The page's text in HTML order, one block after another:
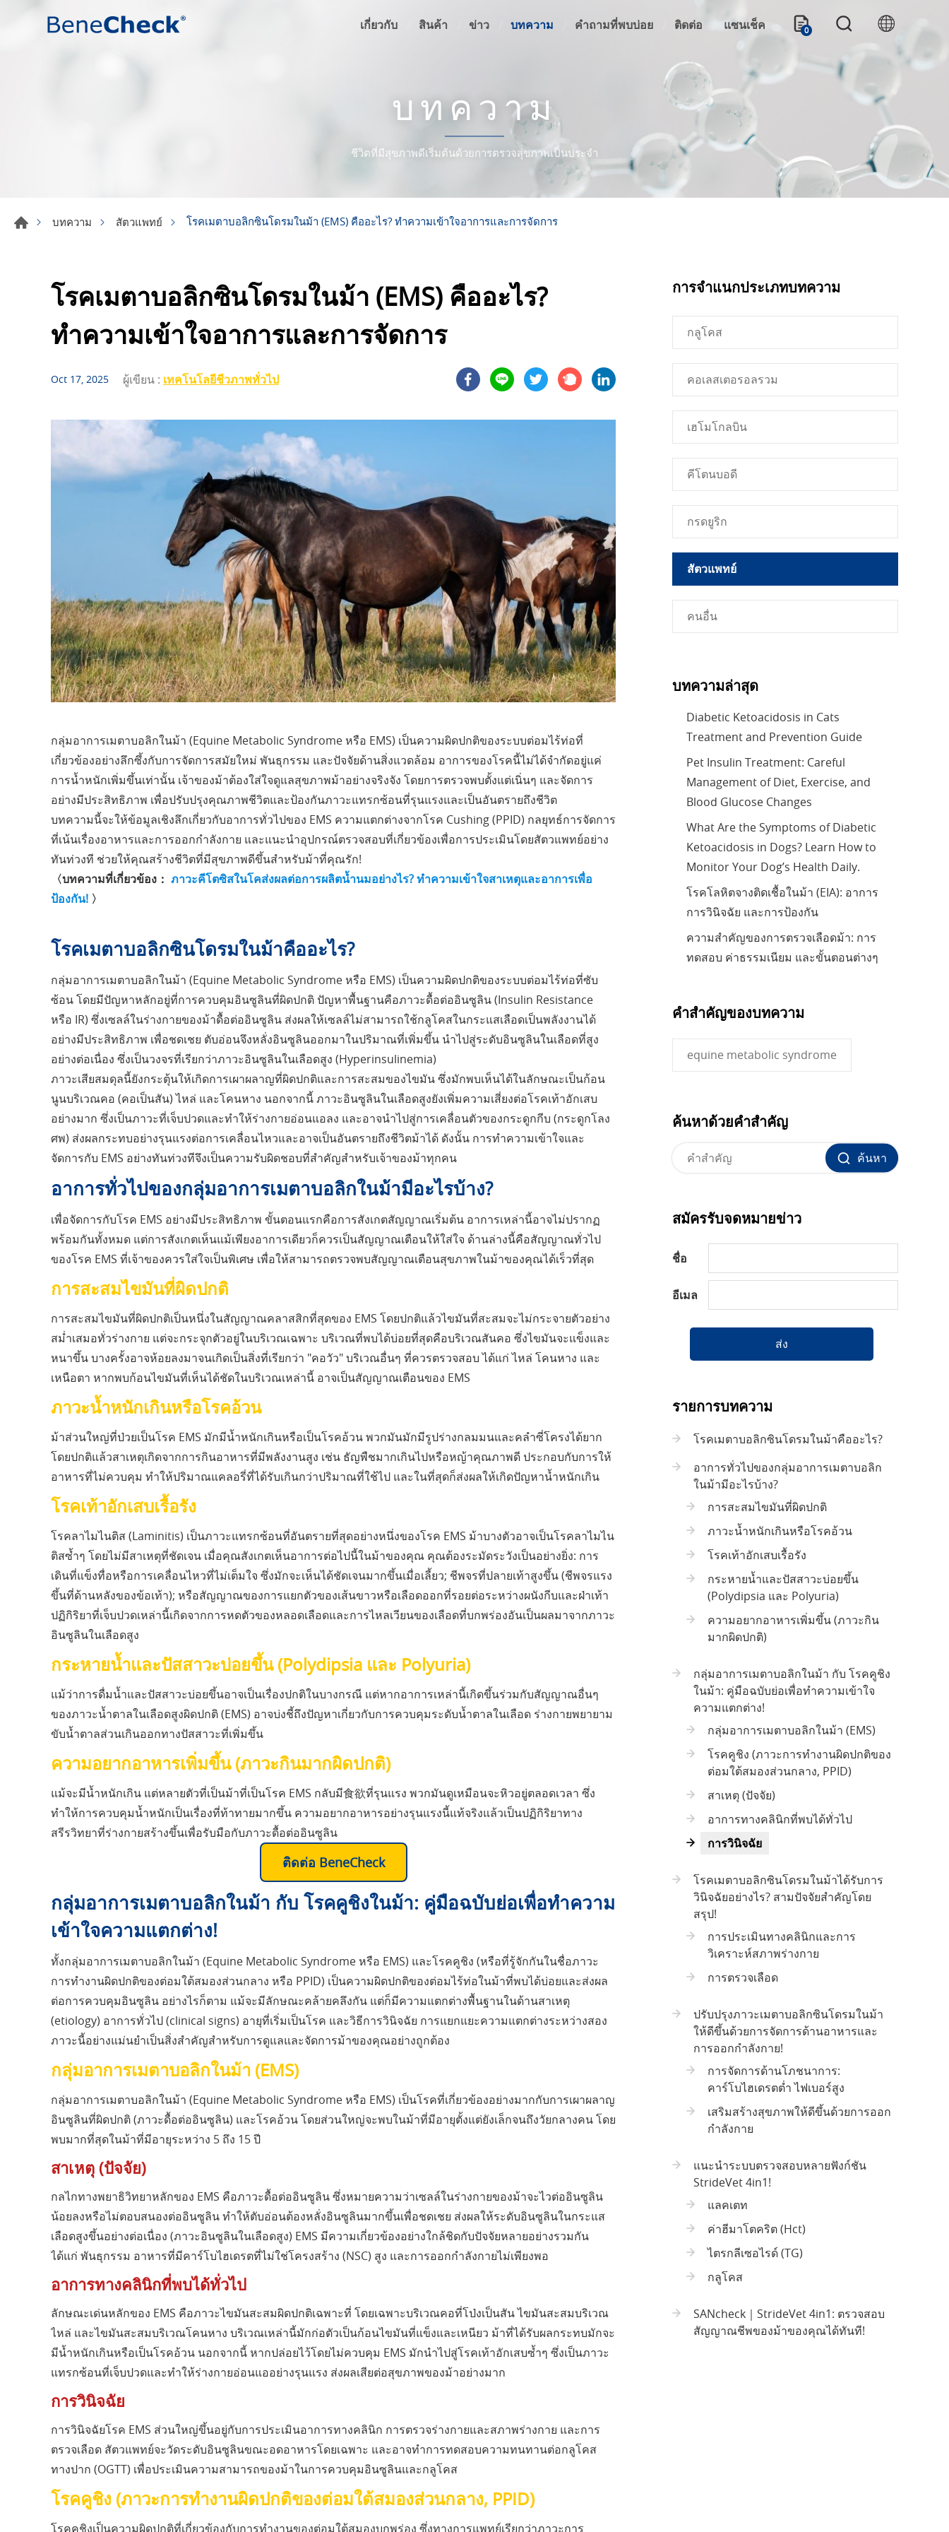
เกี่ยวกับ สินค้า ข่าว บทความ คำถามที่พบบ่อย ติดต่อ แซนเช็ค 0
บทความ
ชีวิตที่มีสุขภาพดีเริ่มต้นด้วยการตรวจสุขภาพเป็นประจำ
บทความ สัตวแพทย์ โรคเมตาบอลิกซินโดรมในม้า (EMS) คืออะไร? ทำความเข้าใจอาการและการจัดการ
โรคเมตาบอลิกซินโดรมในม้า (EMS) คืออะไร?
ทำความเข้าใจอาการและการจัดการ
Oct 17, 2025 ผู้เขียน : เทคโนโลยีชีวภาพทั่วไป
กลุ่มอาการเมตาบอลิกในม้า (Equine Metabolic Syndrome หรือ EMS) เป็นความผิดปกติของระบบต่อมไร้ท่อที่
เกี่ยวข้องอย่างลึกซึ้งกับการจัดการสมัยใหม่ พันธุกรรม และปัจจัยด้านสิ่งแวดล้อม อาการของโรคนี้ไม่ได้จำกัดอยู่แค่
การน้ำหนักเพิ่มขึ้นเท่านั้น เจ้าของม้าต้องใส่ใจดูแลสุขภาพม้าอย่างจริงจัง โดยการตรวจพบตั้งแต่เนิ่นๆ และจัดการ
อย่างมีประสิทธิภาพ เพื่อปรับปรุงคุณภาพชีวิตและป้องกันภาวะแทรกซ้อนที่รุนแรงและเป็นอันตรายถึงชีวิต
บทความนี้จะให้ข้อมูลเชิงลึกเกี่ยวกับอาการทั่วไปของ EMS ความแตกต่างจากโรค Cushing (PPID) กลยุทธ์การจัดการ
ที่เน้นเรื่องอาหารและการออกกำลังกาย และแนะนำอุปกรณ์ตรวจสอบที่เกี่ยวข้องเพื่อการประเมินโดยสัตวแพทย์อย่าง
ทันท่วงที ช่วยให้คุณสร้างชีวิตที่มีสุขภาพดีขึ้นสำหรับม้าที่คุณรัก!
〈บทความที่เกี่ยวข้อง： ภาวะคีโตซิสในโคส่งผลต่อการผลิตน้ำนมอย่างไร? ทำความเข้าใจสาเหตุและอาการเพื่อ
ป้องกัน! 〉
โรคเมตาบอลิกซินโดรมในม้าคืออะไร?
กลุ่มอาการเมตาบอลิกในม้า (Equine Metabolic Syndrome หรือ EMS) เป็นความผิดปกติของระบบต่อมไร้ท่อที่ซับ
ซ้อน โดยมีปัญหาหลักอยู่ที่การควบคุมอินซูลินที่ผิดปกติ ปัญหาพื้นฐานคือภาวะดื้อต่ออินซูลิน (Insulin Resistance
หรือ IR) ซึ่งเซลล์ในร่างกายของม้าดื้อต่ออินซูลิน ส่งผลให้เซลล์ไม่สามารถใช้กลูโคสในกระแสเลือดเป็นพลังงานได้
อย่างมีประสิทธิภาพ เพื่อชดเชย ตับอ่อนจึงหลั่งอินซูลินออกมาในปริมาณที่เพิ่มขึ้น นำไปสู่ระดับอินซูลินในเลือดที่สูง
อย่างต่อเนื่อง ซึ่งเป็นวงจรที่เรียกว่าภาวะอินซูลินในเลือดสูง (Hyperinsulinemia)
ภาวะเสียสมดุลนี้ยังกระตุ้นให้เกิดการเผาผลาญที่ผิดปกติและการสะสมของไขมัน ซึ่งมักพบเห็นได้ในลักษณะเป็นก้อน
นูนบริเวณคอ (คอเป็นสัน) ไหล่ และโคนหาง นอกจากนี้ ภาวะอินซูลินในเลือดสูงยังเพิ่มความเสี่ยงต่อโรคเท้าอักเสบ
อย่างมาก ซึ่งเป็นภาวะที่เจ็บปวดและทำให้ร่างกายอ่อนแอลง และอาจนำไปสู่การเคลื่อนตัวของกระดูกกีบ (กระดูกโลง
ศพ) ส่งผลกระทบอย่างรุนแรงต่อการเคลื่อนไหวและอาจเป็นอันตรายถึงชีวิตม้าได้ ดังนั้น การทำความเข้าใจและ
จัดการกับ EMS อย่างทันท่วงทีจึงเป็นความรับผิดชอบที่สำคัญสำหรับเจ้าของม้าทุกคน
อาการทั่วไปของกลุ่มอาการเมตาบอลิกในม้ามีอะไรบ้าง?
เพื่อจัดการกับโรค EMS อย่างมีประสิทธิภาพ ขั้นตอนแรกคือการสังเกตสัญญาณเริ่มต้น อาการเหล่านี้อาจไม่ปรากฏ
พร้อมกันทั้งหมด แต่การสังเกตเห็นแม้เพียงอาการเดียวก็ควรเป็นสัญญาณเตือนให้ใส่ใจ ด้านล่างนี้คือสัญญาณทั่วไป
ของโรค EMS ที่เจ้าของควรใส่ใจเป็นพิเศษ เพื่อให้สามารถตรวจพบสัญญาณเตือนสุขภาพในม้าของคุณได้เร็วที่สุด
การสะสมไขมันที่ผิดปกติ
การสะสมไขมันที่ผิดปกติเป็นหนึ่งในสัญญาณคลาสสิกที่สุดของ EMS โดยปกติแล้วไขมันที่สะสมจะไม่กระจายตัวอย่าง
สม่ำเสมอทั่วร่างกาย แต่จะกระจุกตัวอยู่ในบริเวณเฉพาะ บริเวณที่พบได้บ่อยที่สุดคือบริเวณสันคอ ซึ่งไขมันจะแข็งและ
หนาขึ้น บางครั้งอาจห้อยลงมาจนเกิดเป็นสิ่งที่เรียกว่า "คอวัว" บริเวณอื่นๆ ที่ควรตรวจสอบ ได้แก่ ไหล่ โคนหาง และ
เหนือตา หากพบก้อนไขมันที่เห็นได้ชัดในบริเวณเหล่านี้ อาจเป็นสัญญาณเตือนของ EMS
ภาวะน้ำหนักเกินหรือโรคอ้วน
ม้าส่วนใหญ่ที่ป่วยเป็นโรค EMS มักมีน้ำหนักเกินหรือเป็นโรคอ้วน พวกมันมักมีรูปร่างกลมมนและคลำซี่โครงได้ยาก
โดยปกติแล้วสาเหตุเกิดจากการกินอาหารที่มีพลังงานสูง เช่น ธัญพืชมากเกินไปหรือหญ้าคุณภาพดี ประกอบกับการให้
อาหารที่ไม่ควบคุม ทำให้ปริมาณแคลอรี่ที่ได้รับเกินกว่าปริมาณที่ใช้ไป และในที่สุดก็ส่งผลให้เกิดปัญหาน้ำหนักเกิน
โรคเท้าอักเสบเรื้อรัง
โรคลาไมไนติส (Laminitis) เป็นภาวะแทรกซ้อนที่อันตรายที่สุดอย่างหนึ่งของโรค EMS ม้าบางตัวอาจเป็นโรคลาไมไน
ติสซ้ำๆ โดยไม่มีสาเหตุที่ชัดเจน เมื่อคุณสังเกตเห็นอาการต่อไปนี้ในม้าของคุณ คุณต้องระมัดระวังเป็นอย่างยิ่ง: การ
เดินที่แข็งทื่อหรือการเคลื่อนไหวที่ไม่เต็มใจ ซึ่งมักจะเห็นได้ชัดเจนมากขึ้นเมื่อเลี้ยว; ชีพจรที่ปลายเท้าสูงขึ้น (ชีพจรแรง
ขึ้นที่ด้านหลังของข้อเท้า); หรือสัญญาณของการแยกตัวของเส้นขาวหรือเลือดออกที่รอยต่อระหว่างผนังกีบและฝ่าเท้า
ปฏิกิริยาที่เจ็บปวดเหล่านี้เกิดจากการหดตัวของหลอดเลือดและการไหลเวียนของเลือดที่บกพร่องอันเป็นผลมาจากภาวะ
อินซูลินในเลือดสูง
กระหายน้ำและปัสสาวะบ่อยขึ้น (Polydipsia และ Polyuria)
แม้ว่าการดื่มน้ำและปัสสาวะบ่อยขึ้นอาจเป็นเรื่องปกติในบางกรณี แต่หากอาการเหล่านี้เกิดขึ้นร่วมกับสัญญาณอื่นๆ
ของภาวะน้ำตาลในเลือดสูงผิดปกติ (EMS) อาจบ่งชี้ถึงปัญหาเกี่ยวกับการควบคุมระดับน้ำตาลในเลือด ร่างกายพยายาม
ขับน้ำตาลส่วนเกินออกทางปัสสาวะที่เพิ่มขึ้น
ความอยากอาหารเพิ่มขึ้น (ภาวะกินมากผิดปกติ)
แม้จะมีน้ำหนักเกิน แต่หลายตัวที่เป็นม้าที่เป็นโรค EMS กลับมี食欲ที่รุนแรง พวกมันดูเหมือนจะหิวอยู่ตลอดเวลา ซึ่ง
ทำให้การควบคุมน้ำหนักเป็นเรื่องที่ท้าทายมากขึ้น ความอยากอาหารอย่างรุนแรงนี้แท้จริงแล้วเป็นปฏิกิริยาทาง
สรีรวิทยาที่ร่างกายสร้างขึ้นเพื่อรับมือกับภาวะดื้อต่ออินซูลิน
ติดต่อ BeneCheck
กลุ่มอาการเมตาบอลิกในม้า กับ โรคคูชิงในม้า: คู่มือฉบับย่อเพื่อทำความ
เข้าใจความแตกต่าง!
ทั้งกลุ่มอาการเมตาบอลิกในม้า (Equine Metabolic Syndrome หรือ EMS) และโรคคูชิง (หรือที่รู้จักกันในชื่อภาวะ
การทำงานผิดปกติของต่อมใต้สมองส่วนกลาง หรือ PPID) เป็นความผิดปกติของต่อมไร้ท่อในม้าที่พบได้บ่อยและส่งผล
ต่อการควบคุมอินซูลิน อย่างไรก็ตาม แม้จะมีลักษณะคล้ายคลึงกัน แต่ก็มีความแตกต่างพื้นฐานในด้านสาเหตุ
(etiology) อาการทั่วไป (clinical signs) อายุที่เริ่มเป็นโรค และวิธีการวินิจฉัย การแยกแยะความแตกต่างระหว่างสอง
ภาวะนี้อย่างแม่นยำเป็นสิ่งสำคัญสำหรับการดูแลและจัดการม้าของคุณอย่างถูกต้อง
กลุ่มอาการเมตาบอลิกในม้า (EMS)
กลุ่มอาการเมตาบอลิกในม้า (Equine Metabolic Syndrome หรือ EMS) เป็นโรคที่เกี่ยวข้องอย่างมากกับการเผาผลาญ
อินซูลินที่ผิดปกติ (ภาวะดื้อต่ออินซูลิน) และโรคอ้วน โดยส่วนใหญ่จะพบในม้าที่มีอายุตั้งแต่ยังเล็กจนถึงวัยกลางคน โดย
พบมากที่สุดในม้าที่มีอายุระหว่าง 5 ถึง 15 ปี
สาเหตุ (ปัจจัย)
กลไกทางพยาธิวิทยาหลักของ EMS คือภาวะดื้อต่ออินซูลิน ซึ่งหมายความว่าเซลล์ในร่างกายของม้าจะไวต่ออินซูลิน
น้อยลงหรือไม่ตอบสนองต่ออินซูลิน ทำให้ตับอ่อนต้องหลั่งอินซูลินมากขึ้นเพื่อชดเชย ส่งผลให้ระดับอินซูลินในกระแส
เลือดสูงขึ้นอย่างต่อเนื่อง (ภาวะอินซูลินในเลือดสูง) EMS มีความเกี่ยวข้องอย่างใกล้ชิดกับปัจจัยหลายอย่างรวมกัน
ได้แก่ พันธุกรรม อาหารที่มีคาร์โบไฮเดรตที่ไม่ใช่โครงสร้าง (NSC) สูง และการออกกำลังกายไม่เพียงพอ
อาการทางคลินิกที่พบได้ทั่วไป
ลักษณะเด่นหลักของ EMS คือภาวะไขมันสะสมผิดปกติเฉพาะที่ โดยเฉพาะบริเวณคอที่โป่งเป็นสัน ไขมันสะสมบริเวณ
ไหล่ และไขมันสะสมบริเวณโคนหาง บริเวณเหล่านี้มักก่อตัวเป็นก้อนไขมันที่แข็งและเหนียว ม้าที่ได้รับผลกระทบมักจะ
มีน้ำหนักเกินหรือเป็นโรคอ้วน นอกจากนี้ หากปล่อยไว้โดยไม่ควบคุม EMS มักนำไปสู่โรคเท้าอักเสบซ้ำๆ ซึ่งเป็นภาวะ
แทรกซ้อนที่เจ็บปวดและทำให้ร่างกายอ่อนแออย่างรุนแรง ส่งผลเสียต่อสุขภาพของม้าอย่างมาก
การวินิจฉัย
การวินิจฉัยโรค EMS ส่วนใหญ่ขึ้นอยู่กับการประเมินอาการทางคลินิก การตรวจร่างกายและสภาพร่างกาย และการ
ตรวจเลือด สัตวแพทย์จะวัดระดับอินซูลินขณะอดอาหารโดยเฉพาะ และอาจทำการทดสอบความทนทานต่อกลูโคส
ทางปาก (OGTT) เพื่อประเมินความสามารถของม้าในการควบคุมอินซูลินและกลูโคส
โรคคูชิง (ภาวะการทำงานผิดปกติของต่อมใต้สมองส่วนกลาง, PPID)
โรคคูชิงเป็นความผิดปกติที่เกี่ยวข้องกับการทำงานของต่อมใต้สมองบกพร่อง ซึ่งทางการแพทย์เรียกว่าภาวะการ
การจำแนกประเภทบทความ
กลูโคส
คอเลสเตอรอลรวม
เฮโมโกลบิน
คีโตนบอดี
กรดยูริก
สัตวแพทย์
คนอื่น
บทความล่าสุด
Diabetic Ketoacidosis in Cats
Treatment and Prevention Guide
Pet Insulin Treatment: Careful
Management of Diet, Exercise, and
Blood Glucose Changes
What Are the Symptoms of Diabetic
Ketoacidosis in Dogs? Learn How to
Monitor Your Dog’s Health Daily.
โรคโลหิตจางติดเชื้อในม้า (EIA): อาการ
การวินิจฉัย และการป้องกัน
ความสำคัญของการตรวจเลือดม้า: การ
ทดสอบ ค่าธรรมเนียม และขั้นตอนต่างๆ
คำสำคัญของบทความ
equine metabolic syndrome
ค้นหาด้วยคำสำคัญ
ค้นหา
สมัครรับจดหมายข่าว
ชื่อ
อีเมล
ส่ง
รายการบทความ
โรคเมตาบอลิกซินโดรมในม้าคืออะไร?
อาการทั่วไปของกลุ่มอาการเมตาบอลิก
ในม้ามีอะไรบ้าง?
การสะสมไขมันที่ผิดปกติ
ภาวะน้ำหนักเกินหรือโรคอ้วน
โรคเท้าอักเสบเรื้อรัง
กระหายน้ำและปัสสาวะบ่อยขึ้น
(Polydipsia และ Polyuria)
ความอยากอาหารเพิ่มขึ้น (ภาวะกิน
มากผิดปกติ)
กลุ่มอาการเมตาบอลิกในม้า กับ โรคคูชิง
ในม้า: คู่มือฉบับย่อเพื่อทำความเข้าใจ
ความแตกต่าง!
กลุ่มอาการเมตาบอลิกในม้า (EMS)
โรคคูชิง (ภาวะการทำงานผิดปกติของ
ต่อมใต้สมองส่วนกลาง, PPID)
สาเหตุ (ปัจจัย)
อาการทางคลินิกที่พบได้ทั่วไป
การวินิจฉัย
โรคเมตาบอลิกซินโดรมในม้าได้รับการ
วินิจฉัยอย่างไร? สามปัจจัยสำคัญโดย
สรุป!
การประเมินทางคลินิกและการ
วิเคราะห์สภาพร่างกาย
การตรวจเลือด
ปรับปรุงภาวะเมตาบอลิกซินโดรมในม้า
ให้ดีขึ้นด้วยการจัดการด้านอาหารและ
การออกกำลังกาย!
การจัดการด้านโภชนาการ:
คาร์โบไฮเดรตต่ำ ไฟเบอร์สูง
เสริมสร้างสุขภาพให้ดีขึ้นด้วยการออก
กำลังกาย
แนะนำระบบตรวจสอบหลายฟังก์ชัน
StrideVet 4in1!
แลคเตท
ค่าฮีมาโตคริต (Hct)
ไตรกลีเซอไรด์ (TG)
กลูโคส
SANcheck｜StrideVet 4in1: ตรวจสอบ
สัญญาณชีพของม้าของคุณได้ทันที!